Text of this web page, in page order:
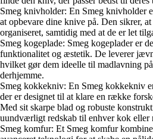
Smeg knivholder: En Smeg knivholder
at opbevare dine knive på. Den sikrer,
organiseret, samtidig med at de er let
Smeg kogeplade: Smeg kogeplader er
funktionalitet og æstetik. De leverer
hvilket gør dem ideelle til madlavning
derhjemme.
Smeg kokkekniv: En Smeg kokkekniv
der er designet til at klare en række
Med sit skarpe blad og robuste
uundværligt redskab til enhver kok eller
Smeg komfur: Et Smeg komfur